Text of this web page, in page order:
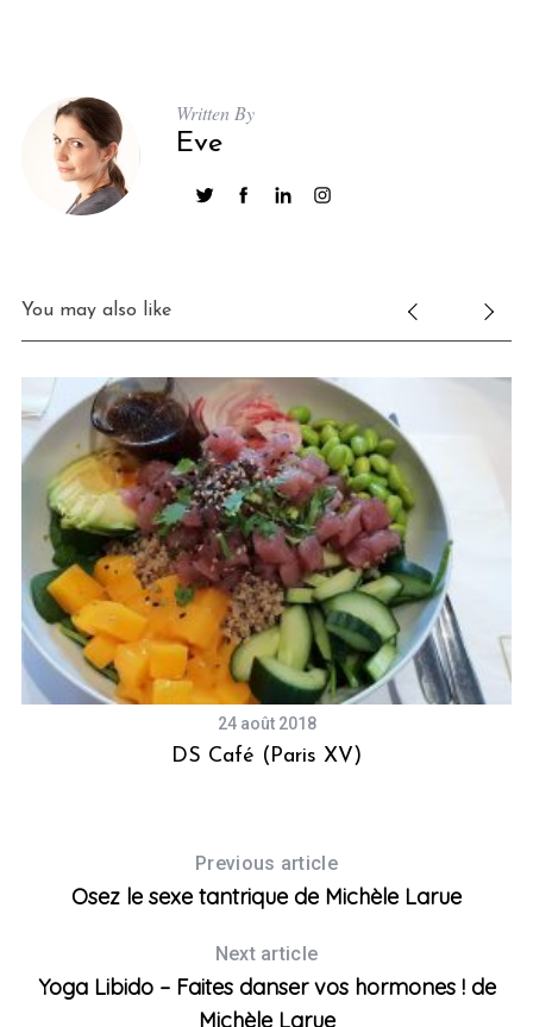
Written By
Eve
You may also like
24 août 2018
DS Café (Paris XV)
Previous article
Osez le sexe tantrique de Michèle Larue
Next article
Yoga Libido – Faites danser vos hormones ! de
Michèle Larue